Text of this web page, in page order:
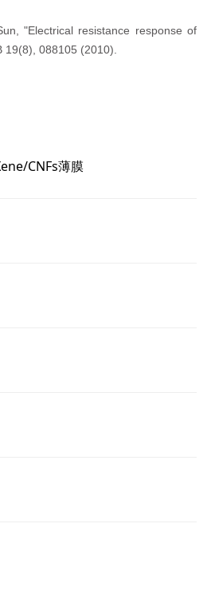
"Electrical resistance response of
088105 (2010).
CNFs薄膜